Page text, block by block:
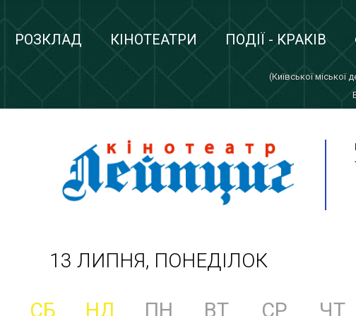
РОЗКЛАД КІНОТЕАТРИ ПОДІЇ - КРАКІВ
(Київської міської
13 ЛИПНЯ, ПОНЕДІЛОК
СБ НД ПН ВТ СР ЧТ